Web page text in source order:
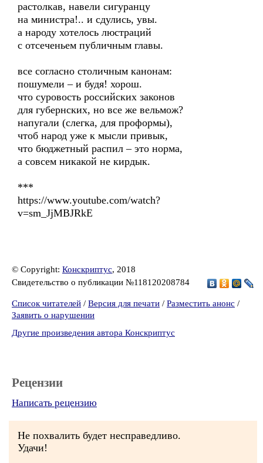
растолкав, навели сигуранцу
на министра!.. и сдулись, увы.
а народу хотелось люстраций
с отсеченьем публичным главы.
все согласно столичным канонам:
пошумели – и будя! хорош.
что суровость российских законов
для губернских, но все же вельмож?
напугали (слегка, для проформы),
чтоб народ уже к мысли привык,
что бюджетный распил – это норма,
а совсем никакой не кирдык.
***
https://www.youtube.com/watch?
v=sm_JjMBJRkE
© Copyright: Конскриптус, 2018
Свидетельство о публикации №118120208784
Список читателей / Версия для печати / Разместить анонс /
Заявить о нарушении
Другие произведения автора Конскриптус
Рецензии
Написать рецензию
Не похвалить будет несправедливо.
Удачи!